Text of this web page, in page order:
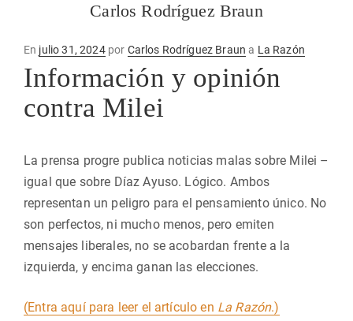
Carlos Rodríguez Braun
En Publicado
julio 31, 2024por Carlos Rodríguez Braun a La Razón
Información y opinión
contra Milei
La prensa progre publica noticias malas sobre Milei –
igual que sobre Díaz Ayuso. Lógico. Ambos
representan un peligro para el pensamiento único. No
son perfectos, ni mucho menos, pero emiten
mensajes liberales, no se acobardan frente a la
izquierda, y encima ganan las elecciones.
(Entra aquí para leer el artículo en La Razón.)